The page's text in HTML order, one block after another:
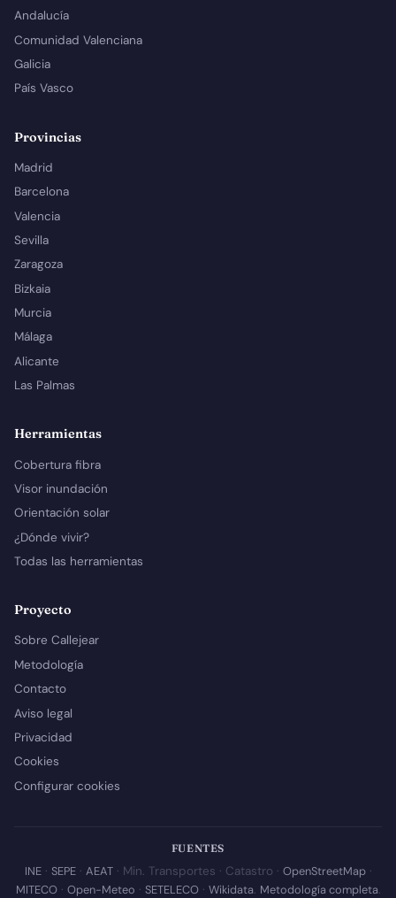
Andalucía
Comunidad Valenciana
Galicia
País Vasco
Provincias
Madrid
Barcelona
Valencia
Sevilla
Zaragoza
Bizkaia
Murcia
Málaga
Alicante
Las Palmas
Herramientas
Cobertura fibra
Visor inundación
Orientación solar
¿Dónde vivir?
Todas las herramientas
Proyecto
Sobre Callejear
Metodología
Contacto
Aviso legal
Privacidad
Cookies
Configurar cookies
FUENTES
INE· SEPE· AEAT· Min. Transportes · Catastro · OpenStreetMap·
MITECO· Open-Meteo · SETELECO· Wikidata. Metodología completa.